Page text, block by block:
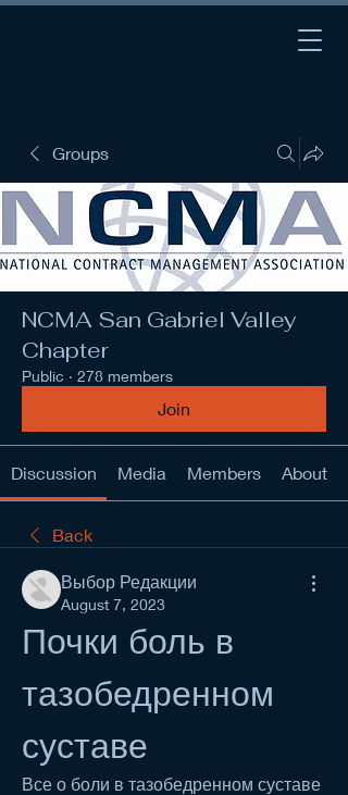
Groups
NCMA San Gabriel Valley
Chapter
Public · 278 members
Join
Discussion Media Members About
Back
Выбор Редакции
August 7, 2023
Почки боль в
тазобедренном
суставе
Все о боли в тазобедренном суставе